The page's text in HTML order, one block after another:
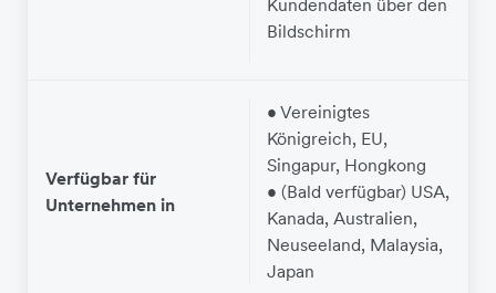
Bildschirm
Verfügbar für
Unternehmen in
• Vereinigtes
Königreich, EU,
Singapur, Hongkong
• (Bald verfügbar) USA,
Kanada, Australien,
Neuseeland, Malaysia,
Japan